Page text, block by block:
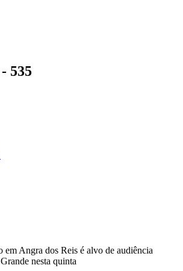
535
em Angra dos Reis é alvo de audiência
nesta quinta